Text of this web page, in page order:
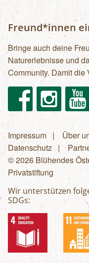
Freund*innen
Bringe auch deine
Naturerlebnisse und
Community. Damit die
FacebookInstagram Youtube
Impressum Über
Datenschutz
© 2026 Blühendes
Privatstiftung
Wir unterstützen
SDGs: